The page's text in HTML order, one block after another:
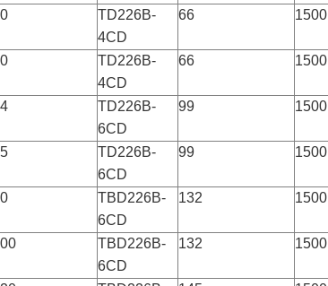
TD226B-
4CD
66 1500
TD226B-
4CD
66 1500
TD226B-
6CD
99 1500
TD226B-
6CD
99 1500
TBD226B-
6CD
132 1500
TBD226B-
6CD
132 1500